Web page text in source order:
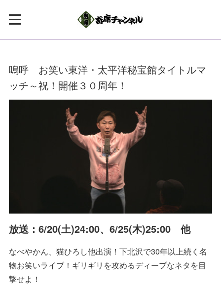
嗚呼 お笑い東洋・太平洋秘宝館タイトルマ
ッチ～祝！開催３０周年！
放送：6/20(土)24:00、6/25(木)25:00 他
なべやかん、猫ひろし他出演！下北沢で30年以上続く名
物お笑いライブ！ギリギリを攻めるディープなネタを目
撃せよ！